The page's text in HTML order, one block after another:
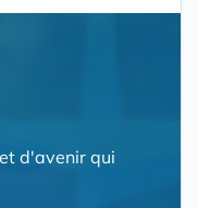
d'avenir qui